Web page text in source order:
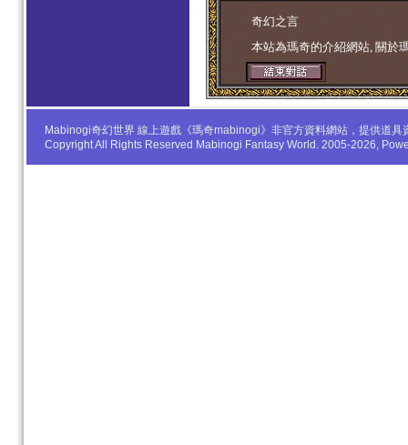
学生妹 奇幻之言
本站為瑪奇的介紹網站, 關於
Mabinogi奇幻世界 線上遊戲《瑪奇mabinogi》非官方資料網站，提供道
Copyright All Rights Reserved Mabinogi Fantasy World. 2005-2026,